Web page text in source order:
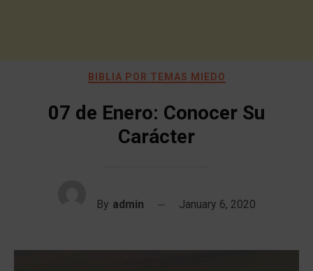
BIBLIA POR TEMAS MIEDO
07 de Enero: Conocer Su
Carácter
By admin January 6, 2020